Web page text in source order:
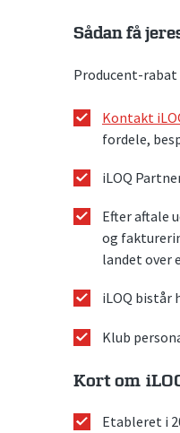
Sådan få
Producent-rabat
Kontakt
fordele,
iLOQ
Efter aftale
og
landet over
iLOQ bistår
Klub
Kort om
Etableret i